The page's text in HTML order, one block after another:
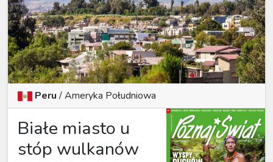
Peru/Ameryka Południowa
Białe miasto u
stóp wulkanów